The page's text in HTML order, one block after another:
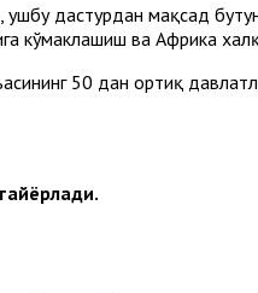
ушбу дастурдан мақсад
кўмаклашиш ва Африка
50 дан ортиқ